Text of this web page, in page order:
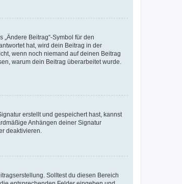
Beitrag“-Symbol für den
hat, wird dein Beitrag in der
wenn noch niemand auf deinen Beitrag
warum dein Beitrag überarbeitet wurde.
erstellt und gespeichert hast, kannst
Anhängen deiner Signatur
deaktivieren.
Solltest du diesen Bereich